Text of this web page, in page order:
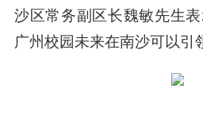
沙区常务副区长魏敏先生
广州校园未来在南沙可以引